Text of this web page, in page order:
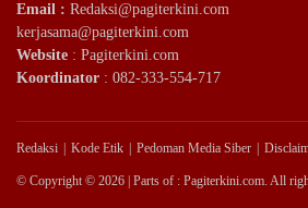
Email : Redaksi@pagiterkini.com
kerjasama@pagiterkini.com
Website : Pagiterkini.com
Koordinator : 082-333-554-717
Redaksi Kode Etik Pedoman Media Siber
© Copyright © 2026 | Parts of : Pagiterkini.com. All